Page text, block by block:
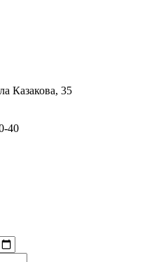
Казакова, 35
40